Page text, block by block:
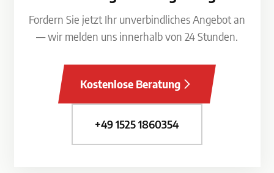
Fordern Sie jetzt Ihr unverbindliches Angebot an
— wir melden uns innerhalb von 24 Stunden.
Kostenlose Beratung
+49 1525 1860354